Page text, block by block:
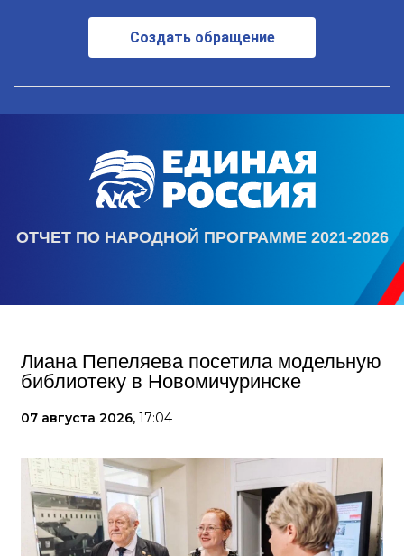
Создать обращение
ОТЧЕТ ПО НАРОДНОЙ ПРОГРАММЕ 2021-2026
Лиана Пепеляева посетила модельную
библиотеку в Новомичуринске
07 августа 2026, 17:04